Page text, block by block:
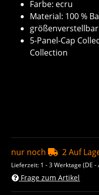
Farbe: ecru
Material: 100 %
größenverstellbar
5-Panel-Cap
Collection
nur noch 2 Auf
Lieferzeit: 1 - 3 Werktage(DE -
Frage zum Artikel